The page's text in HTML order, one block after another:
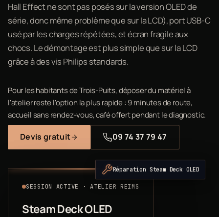
Hall Effect ne sont pas posés sur la version OLED de
série, donc même problème que sur la LCD), port USB-C
usé par les charges répétées, et écran fragile aux
chocs. Le démontage est plus simple que sur la LCD
grâce à des vis Philips standards.
Pour les habitants de Trois-Puits, déposer du matériel à
l'atelier reste l'option la plus rapide : 9 minutes de route,
accueil sans rendez-vous, café offert pendant le diagnostic.
Devis gratuit 09 74 37 79 47
SESSION ACTIVE · ATELIER REIMS
Steam Deck OLED
Réparation Steam Deck OLED